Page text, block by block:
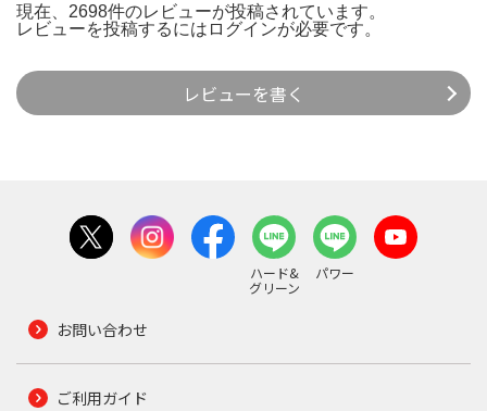
現在、2698件のレビューが投稿されています。
レビューを投稿するには ログインが必要です。
レビューを書く
ハード&
グリーン
パワー
お問い合わせ
ご利用ガイド